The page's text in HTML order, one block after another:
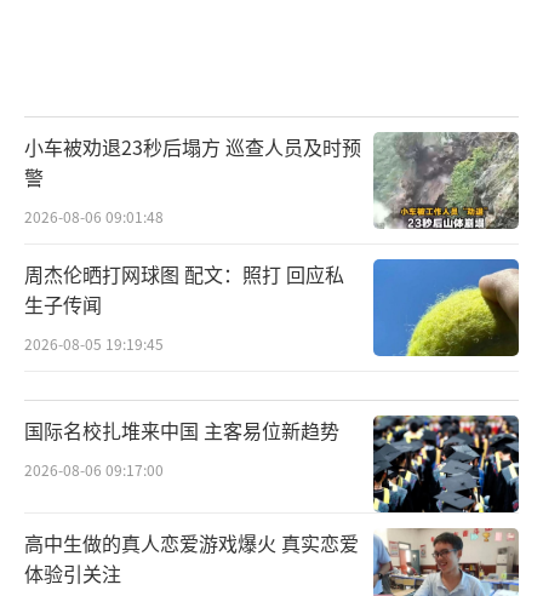
小车被劝退23秒后塌方 巡查人员及时预
警
2026-08-06 09:01:48
周杰伦晒打网球图 配文：照打 回应私
生子传闻
2026-08-05 19:19:45
国际名校扎堆来中国 主客易位新趋势
2026-08-06 09:17:00
高中生做的真人恋爱游戏爆火 真实恋爱
体验引关注